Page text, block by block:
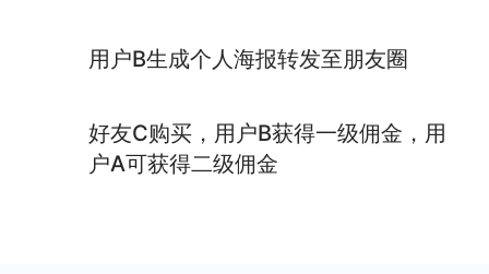
用户B生成个人海报转发至朋友圈
好友C购买，用户B获得一级佣金，用
户A可获得二级佣金